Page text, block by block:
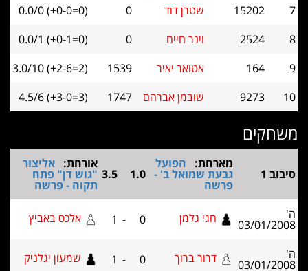
7
15202 שטרן דוד 0
0.0/0 (+0-0=0)
8
2524 וינר חיים 0
0.0/1 (+0-1=0)
9
164 אטואר יאיר 1539
3.0/10 (+2-6=2)
10
9273 שובמן אברהם 1747
4.5/6 (+3-0=3)
משחקים
סיבוב 1
מארחת: הפועל
גבעת שמואל ב' -
פרשה
1.0
3.5
אורחת: אליצור
"גוש דן" פתח
תקוה - פרשה
ה'
03/01/2008 חגי גלמן 0
-
1 אלכס באביץ
ה'
03/01/2008 דרור ברוך 0
-
1 שמעון יגלניק